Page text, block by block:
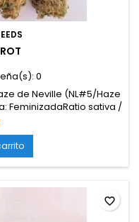
0
de Neville (NL#5/Haze
FeminizadaRatio sativa /
%CBD: 0,04 %CBG:
semanasFloración en
/ inicios de
plantas...
favorite_border